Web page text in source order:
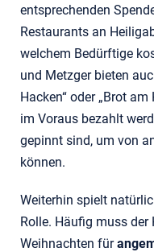
entsprechenden
Restaurants an
welchem Bedürftige
und Metzger bieten
Hacken“ oder „Brot
im Voraus bezahlt
gepinnt sind, um von
können.
Weiterhin spielt
Rolle. Häufig muss der
Weihnachten für